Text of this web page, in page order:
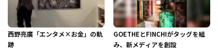
西野亮廣「エンタメ×お金」の軌
跡
GOETHEとFINCHIがタッグを組
み、新メディアを創設